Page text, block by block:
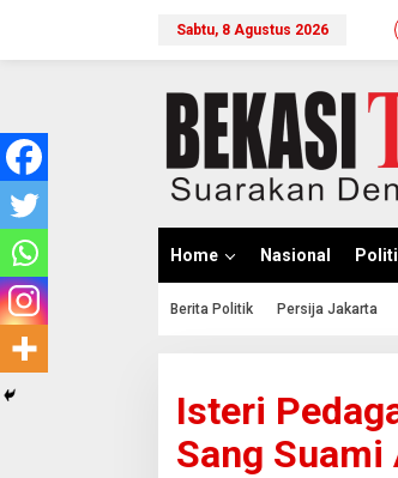
Sabtu, 8 Agustus 2026
Home Nasional
Berita Politik Persija Jakarta
Isteri
Sang Suami